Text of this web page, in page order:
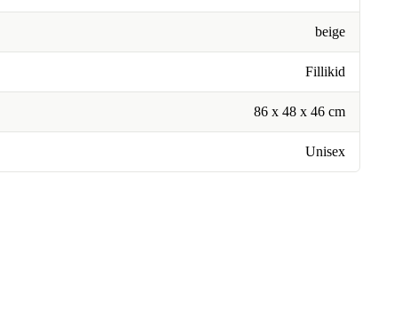
beige
Fillikid
86 x 48 x 46 cm
Unisex